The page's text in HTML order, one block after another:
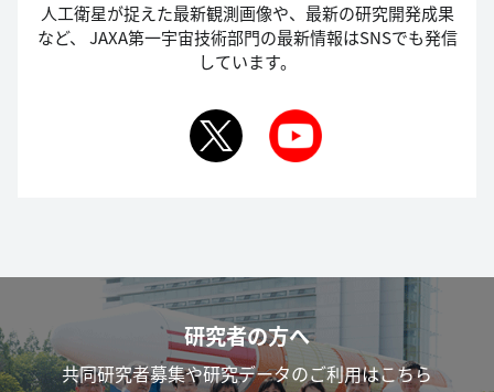
人工衛星が捉えた最新観測画像や、最新の研究開発成果
など、
JAXA第一宇宙技術部門の最新情報はSNSでも発信
しています。
研究者の方へ
共同研究者募集や研究データのご利用はこちら